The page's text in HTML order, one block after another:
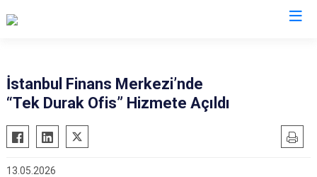
İstanbul Finans Merkezi’nde
“Tek Durak Ofis” Hizmete Açıldı
13.05.2026